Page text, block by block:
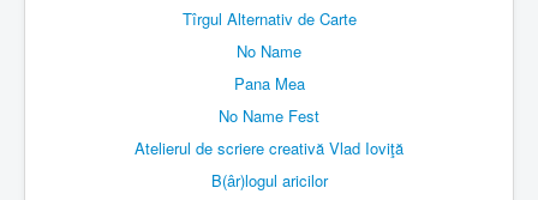
Tîrgul Alternativ de Carte
No Name
Pana Mea
No Name Fest
Atelierul de scriere creativă Vlad Ioviţă
B(âr)logul aricilor